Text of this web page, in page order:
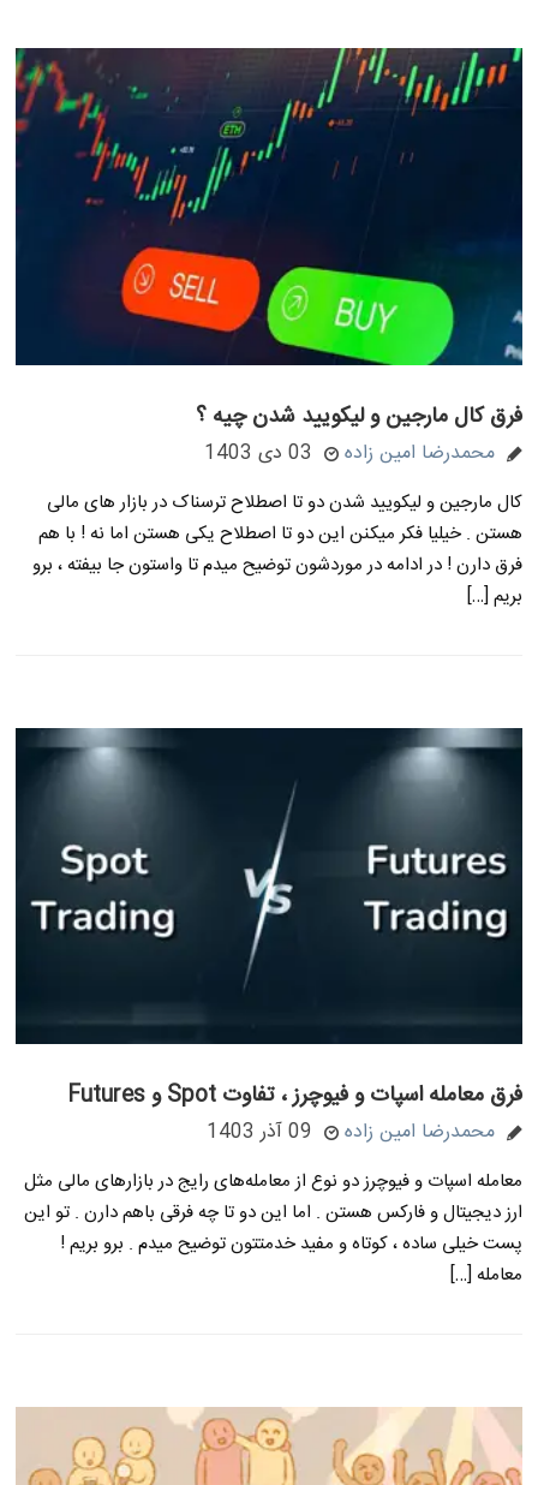
فرق کال مارجین و لیکویید شدن چیه ؟
محمدرضا امین زاده 03 دی 1403
کال مارجین و لیکویید شدن دو تا اصطلاح ترسناک در بازار های مالی
هستن . خیلیا فکر میکنن این دو تا اصطلاح یکی هستن اما نه ! با هم
فرق دارن ! در ادامه در موردشون توضیح میدم تا واستون جا بیفته ، برو
بریم […]
فرق معامله اسپات و فیوچرز ، تفاوت Spot و Futures
محمدرضا امین زاده 09 آذر 1403
معامله اسپات و فیوچرز دو نوع از معامله‌های رایج در بازارهای مالی مثل
ارز دیجیتال و فارکس هستن . اما این دو تا چه فرقی باهم دارن . تو این
پست خیلی ساده ، کوتاه و مفید خدمتتون توضیح میدم . برو بریم !
معامله […]